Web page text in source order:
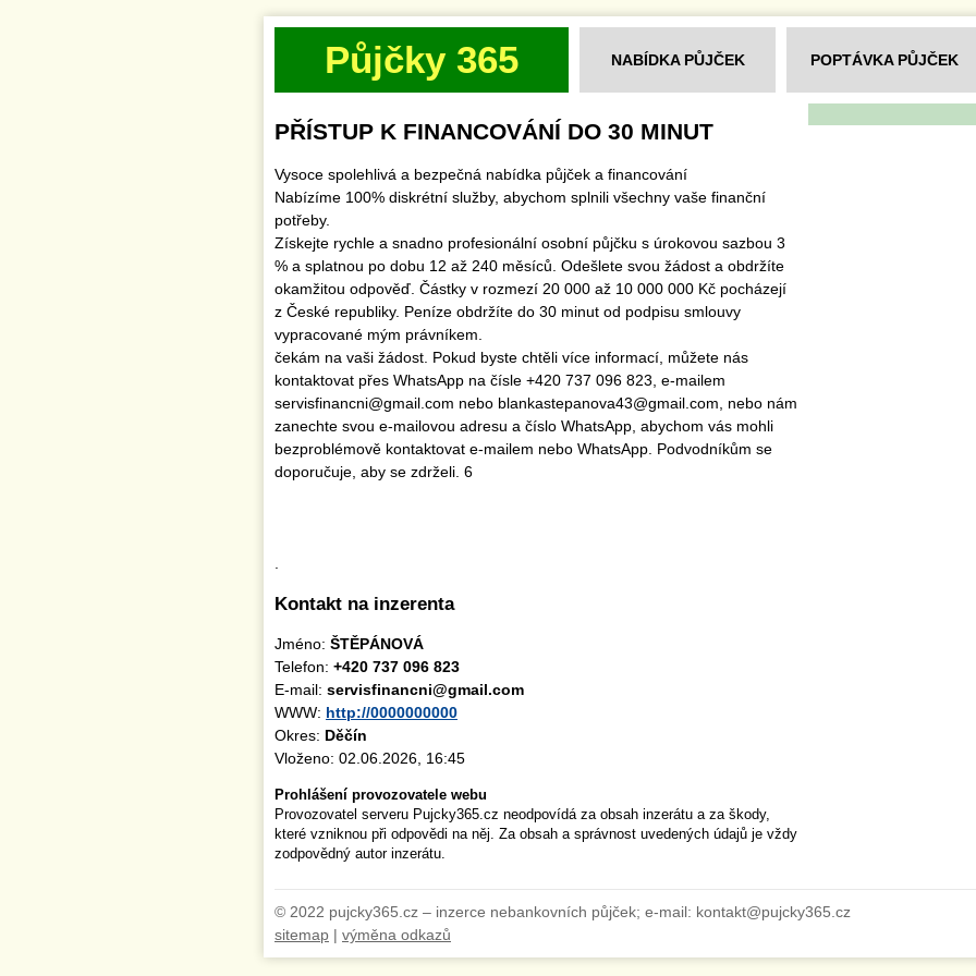
Půjčky 365 NABÍDKA PŮJČEK POPTÁVKA PŮJČEK
PŘÍSTUP K FINANCOVÁNÍ DO 30 MINUT
Vysoce spolehlivá a bezpečná nabídka půjček a financování
Nabízíme 100% diskrétní služby, abychom splnili všechny vaše finanční
potřeby.
Získejte rychle a snadno profesionální osobní půjčku s úrokovou sazbou 3
% a splatnou po dobu 12 až 240 měsíců. Odešlete svou žádost a obdržíte
okamžitou odpověď. Částky v rozmezí 20 000 až 10 000 000 Kč pocházejí
z České republiky. Peníze obdržíte do 30 minut od podpisu smlouvy
vypracované mým právníkem.
čekám na vaši žádost. Pokud byste chtěli více informací, můžete nás
kontaktovat přes WhatsApp na čísle +420 737 096 823, e-mailem
servisfinancni@gmail.com nebo blankastepanova43@gmail.com, nebo nám
zanechte svou e-mailovou adresu a číslo WhatsApp, abychom vás mohli
bezproblémově kontaktovat e-mailem nebo WhatsApp. Podvodníkům se
doporučuje, aby se zdrželi. 6
Kontakt na inzerenta
Jméno: ŠTĚPÁNOVÁ
Telefon: +420 737 096 823
E-mail: servisfinancni@gmail.com
WWW: http://0000000000
Okres: Děčín
Vloženo: 02.06.2026, 16:45
Prohlášení provozovatele webu
Provozovatel serveru Pujcky365.cz neodpovídá za obsah inzerátu a za škody,
které vzniknou při odpovědi na něj. Za obsah a správnost uvedených údajů je vždy
zodpovědný autor inzerátu.
© 2022 pujcky365.cz – inzerce nebankovních půjček; e-mail: kontakt@pujcky365.cz
sitemap | výměna odkazů